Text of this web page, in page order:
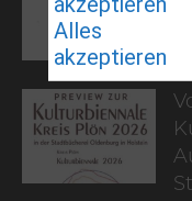
ⓘ Alle Details
Vimeo
Vimeo LLC,
ⓘ Alle Details
ⓘ Alle Details
Alles
akzeptieren